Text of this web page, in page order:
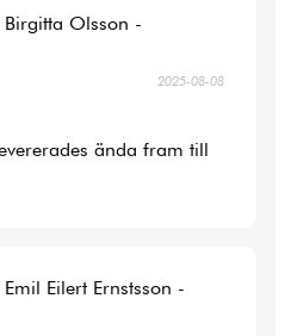
Olsson -
2025-08-08
ända fram till
Eilert Ernstsson -